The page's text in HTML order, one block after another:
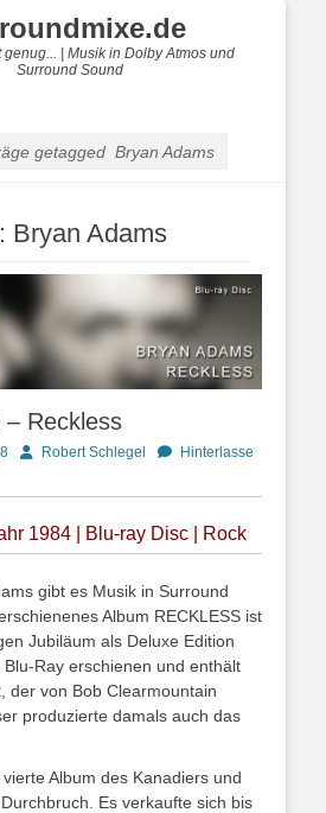
genug... | Musik in Dolby Atmos und
Surround Sound
getagged Bryan Adams
Bryan Adams
– Reckless
AutorRobert Schlegel
Hinterlasse
1984 | Blu-ray Disc | Rock
gibt es Musik in Surround
Album RECKLESS ist
Jubiläum als Deluxe Edition
Blu-Ray erschienen und enthält
der von Bob Clearmountain
produzierte damals auch das
Album des Kanadiers und
Es verkaufte sich bis